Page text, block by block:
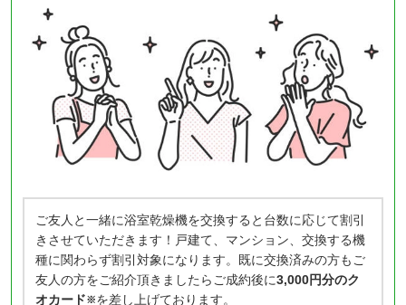
ご友人と一緒に浴室乾燥機を交換すると台数に応じて割引
きさせていただきます！戸建て、マンション、交換する機
種に関わらず割引対象になります。既に交換済みの方もご
友人の方をご紹介頂きましたらご成約後に3,000円分のク
オカード※を差し上げております。